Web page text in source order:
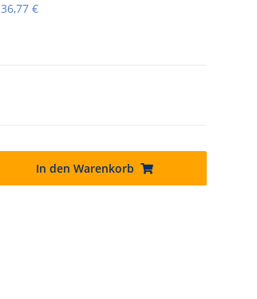
36,77 €
In den Warenkorb